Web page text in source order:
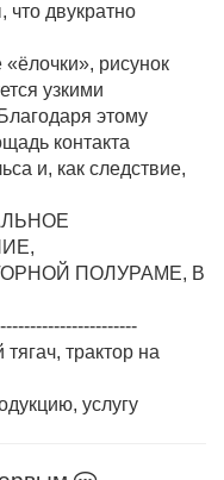
двукратно
рисунок
узкими
этому
контакта
и, как следствие,
ПОЛУРАМЕ, В
трактор на
услугу